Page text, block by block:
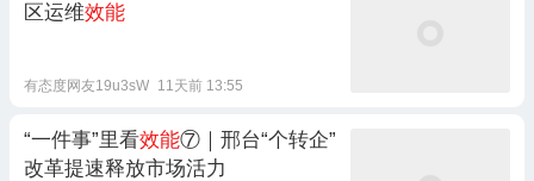
区运维效能
有态度网友19u3sW 11天前 13:55
“一件事”里看效能⑦｜邢台“个转企”
改革提速释放市场活力